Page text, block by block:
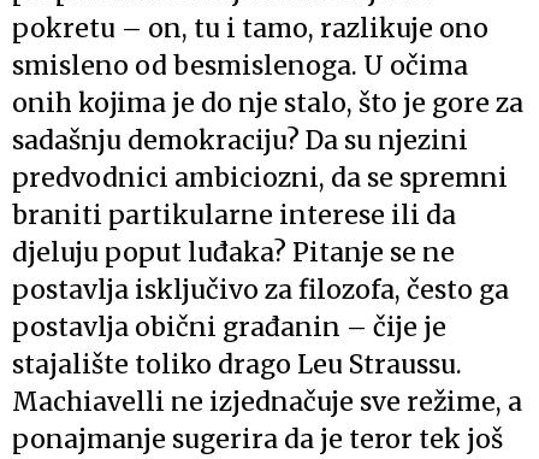
pokretu – on, tu i tamo, razlikuje ono
smisleno od besmislenoga. U očima
onih kojima je do nje stalo, što je gore za
sadašnju demokraciju? Da su njezini
predvodnici ambiciozni, da se spremni
braniti partikularne interese ili da
djeluju poput luđaka? Pitanje se ne
postavlja isključivo za filozofa, često ga
postavlja obični građanin – čije je
stajalište toliko drago Leu Straussu.
Machiavelli ne izjednačuje sve režime, a
ponajmanje sugerira da je teror tek još